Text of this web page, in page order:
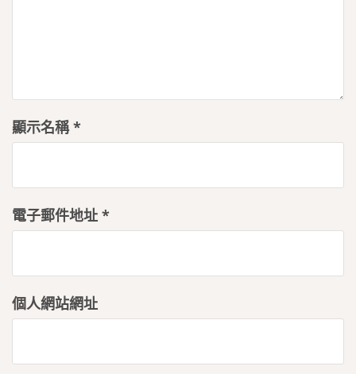
顯示名稱*
電子郵件地址 *
個人網站網址